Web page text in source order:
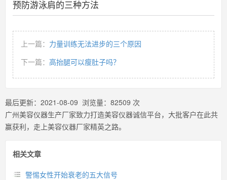
预防游泳肩的三种方法
上一篇： 力量训练无法进步的三个原因
下一篇： 高抬腿可以瘦肚子吗？
最后更新： 2021-08-09 浏览量： 82509 次
广州美容仪器生产厂家致力打造美容仪器诚信平台，大批客户在此共
赢获利，走上美容仪器厂家精英之路。
相关文章
警惕女性开始衰老的五大信号